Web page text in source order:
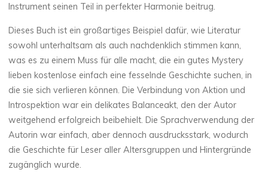
Instrument seinen Teil in perfekter Harmonie beitrug.
Dieses Buch ist ein großartiges Beispiel dafür, wie Literatur
sowohl unterhaltsam als auch nachdenklich stimmen kann,
was es zu einem Muss für alle macht, die ein gutes Mystery
lieben kostenlose einfach eine fesselnde Geschichte suchen, in
die sie sich verlieren können. Die Verbindung von Aktion und
Introspektion war ein delikates Balanceakt, den der Autor
weitgehend erfolgreich beibehielt. Die Sprachverwendung der
Autorin war einfach, aber dennoch ausdrucksstark, wodurch
die Geschichte für Leser aller Altersgruppen und Hintergründe
zugänglich wurde.